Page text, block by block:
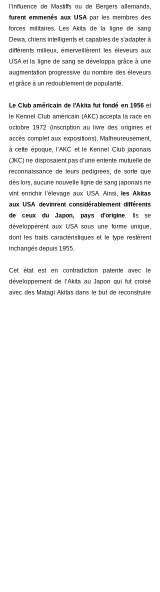
furent emmenés aux USA par les membres des
forces militaires. Les Akita de la ligne de sang
Dewa, chiens intelligents et capables de s’adapter à
différents milieux, émerveillèrent les éleveurs aux
USA et la ligne de sang se développa grâce à une
augmentation progressive du nombre des éleveurs
et grâce à un redoublement de popularité.
Le Club américain de l’Akita fut fondé en 1956 et
le Kennel Club américain (AKC) accepta la race en
octobre 1972 (inscription au livre des origines et
accès complet aux expositions). Malheureusement,
à cette époque, l’AKC et le Kennel Club japonais
(JKC) ne disposaient pas d’une entente mutuelle de
reconnaissance de leurs pedigrees, de sorte que
dès lors, aucune nouvelle ligne de sang japonais ne
vint enrichir l’élevage aux USA. Ainsi, les Akitas
aux USA devinrent considérablement différents
de ceux du Japon, pays d’origine. Ils se
développèrent aux USA sous une forme unique,
dont les traits caractéristiques et le type restèrent
inchangés depuis 1955.
Cet état est en contradiction patente avec le
développement de l’Akita au Japon qui fut croisé
avec des Matagi Akitas dans le but de reconstruire